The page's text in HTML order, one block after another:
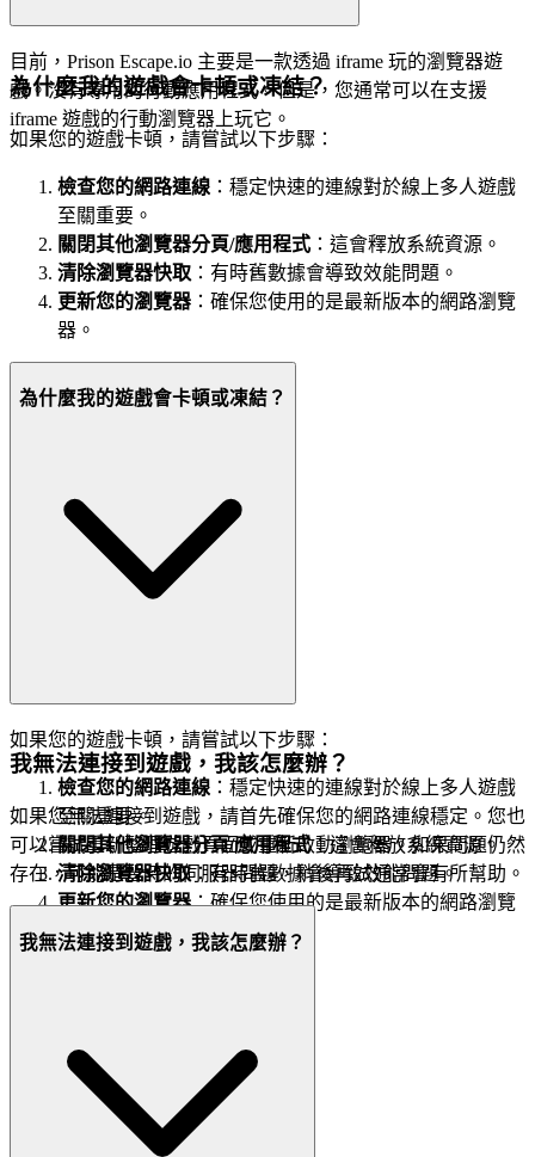
目前，Prison Escape.io 主要是一款透過 iframe 玩的瀏覽器遊
戲。沒有專用的行動應用程式。但是，您通常可以在支援
iframe 遊戲的行動瀏覽器上玩它。
為什麼我的遊戲會卡頓或凍結？
如果您的遊戲卡頓，請嘗試以下步驟：
檢查您的網路連線 ：穩定快速的連線對於線上多人遊戲
至關重要。
關閉其他瀏覽器分頁/應用程式 ：這會釋放系統資源。
清除瀏覽器快取 ：有時舊數據會導致效能問題。
更新您的瀏覽器 ：確保您使用的是最新版本的網路瀏覽
器。
為什麼我的遊戲會卡頓或凍結？
如果您的遊戲卡頓，請嘗試以下步驟：
檢查您的網路連線 ：穩定快速的連線對於線上多人遊戲
至關重要。
關閉其他瀏覽器分頁/應用程式：這會釋放系統資源。
清除瀏覽器快取：有時舊數據會導致效能問題。
更新您的瀏覽器：確保您使用的是最新版本的網路瀏覽
器。
我無法連接到遊戲，我該怎麼辦？
如果您無法連接到遊戲，請首先確保您的網路連線穩定。您也
可以嘗試重新整理遊戲頁面或重新啟動瀏覽器。如果問題仍然
存在，可能是暫時的伺服器問題，稍後再試通常會有所幫助。
我無法連接到遊戲，我該怎麼辦？